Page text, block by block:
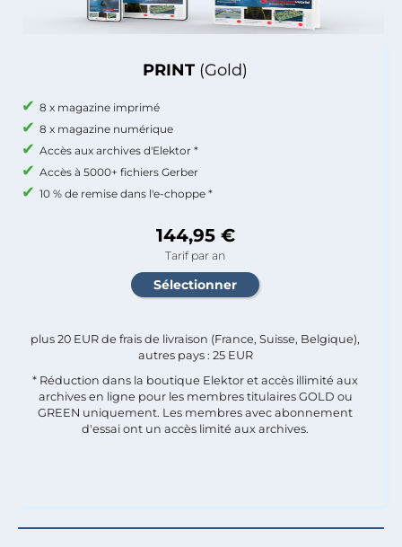
PRINT (Gold)
8 x magazine imprimé
8 x magazine numérique
Accès aux archives d'Elektor *
Accès à 5000+ fichiers Gerber
10 % de remise dans l'e-choppe *
144,95 €
Tarif par an
plus 20 EUR de frais de livraison (France, Suisse, Belgique),
autres pays : 25 EUR
* Réduction dans la boutique Elektor et accès illimité aux
archives en ligne pour les membres titulaires GOLD ou
GREEN uniquement. Les membres avec abonnement
d'essai ont un accès limité aux archives.